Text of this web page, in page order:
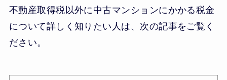
不動産取得税以外に中古マンションにかかる税金
について詳しく知りたい人は、次の記事をご覧く
ださい。